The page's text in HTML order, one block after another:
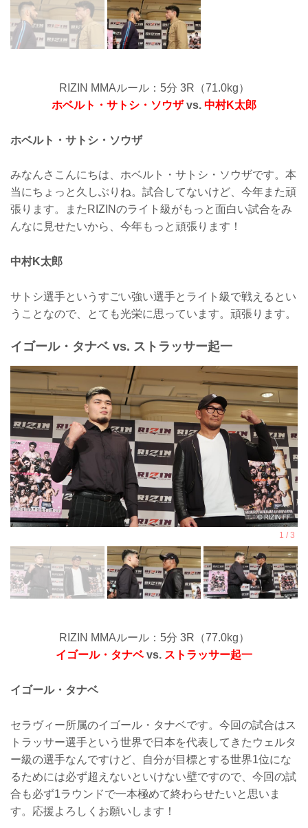
RIZIN MMAルール：5分 3R（71.0kg）
ホベルト・サトシ・ソウザvs. 中村K太郎
ホベルト・サトシ・ソウザ
みなんさこんにちは、ホベルト・サトシ・ソウザです。本
当にちょっと久しぶりね。試合してないけど、今年また頑
張ります。またRIZINのライト級がもっと面白い試合をみ
んなに見せたいから、今年もっと頑張ります！
中村K太郎
サトシ選手というすごい強い選手とライト級で戦えるとい
うことなので、とても光栄に思っています。頑張ります。
イゴール・タナベ vs. ストラッサー起一
RIZIN MMAルール：5分 3R（77.0kg）
イゴール・タナベvs. ストラッサー起一
イゴール・タナベ
セラヴィー所属のイゴール・タナベです。今回の試合はス
トラッサー選手という世界で日本を代表してきたウェルタ
ー級の選手なんですけど、自分が目標とする世界1位にな
るためには必ず超えないといけない壁ですので、今回の試
合も必ず1ラウンドで一本極めて終わらせたいと思いま
す。応援よろしくお願いします！